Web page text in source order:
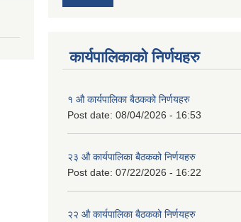
कार्यपालिकाको निर्णयहरु
१ औ कार्यपालिका बैठकको निर्णयहरु
Post date: 08/04/2026 - 16:53
२३ औ कार्यपालिका बैठकको निर्णयहरु
Post date: 07/22/2026 - 16:22
२२ औ कार्यपालिका बैठकको निर्णयहरु